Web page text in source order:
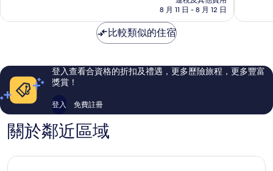
越，
價
篇
價
8 月 11 日 - 8 月 12 日
越，
價
篇
比較類似的住宿
登入查看合資格的折扣及禮遇，更多歷險旅程，更多豐富
獎賞！
登入 免費註冊
關於鄰近區域